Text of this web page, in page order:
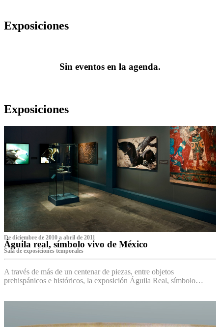
Exposiciones
Sin eventos en la agenda.
Exposiciones
De diciembre de 2010 a abril de 2011
Águila real, símbolo vivo de México
Sala de exposiciones temporales
A través de más de un centenar de piezas, entre objetos
prehispánicos e históricos, la exposición Águila Real, símbolo…